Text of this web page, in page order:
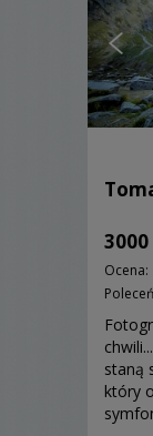
3000
Ocena:
staną
który